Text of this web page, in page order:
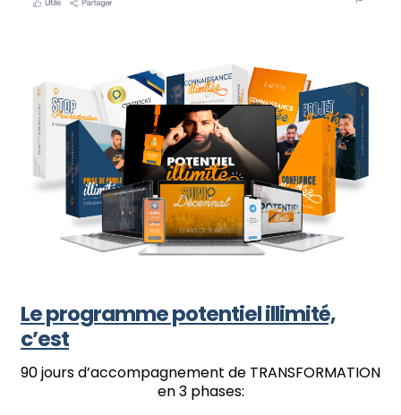
Le programme potentiel illimité,
c’est
90 jours d’accompagnement de TRANSFORMATION
en 3 phases: